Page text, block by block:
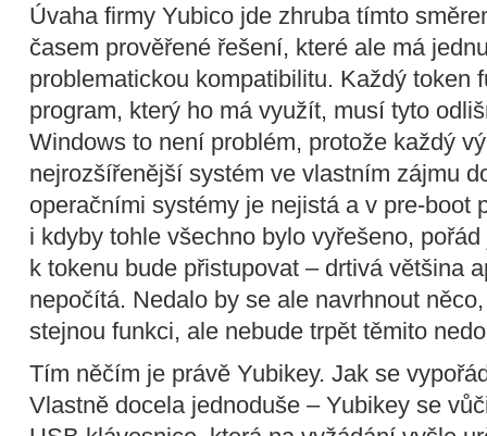
Úvaha firmy Yubico jde zhruba tímto
časem prověřené řešení, které ale má
problematickou kompatibilitu. Každý token
program, který ho má využít, musí tyto
Windows to není problém, protože každý
nejrozšířenější systém ve vlastním zájmu
operačními systémy je nejistá a v pre-boot
i kdyby tohle všechno bylo vyřešeno,
k tokenu bude přistupovat – drtivá většina
nepočítá. Nedalo by se ale navrhnout
stejnou funkci, ale nebude trpět těmito
Tím něčím je právě Yubikey. Jak se
Vlastně docela jednoduše – Yubikey se